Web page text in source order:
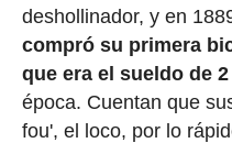
deshollinador, y en
compró su primera
que era el sueldo de
época. Cuentan que
fou', el loco, por lo